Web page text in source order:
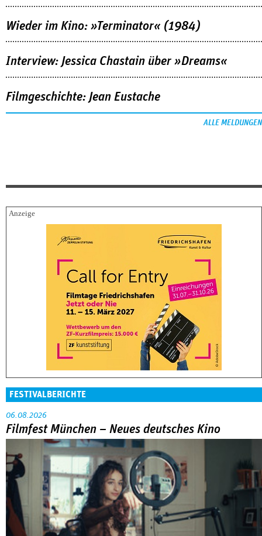
Wieder im Kino: »Terminator« (1984)
Interview: Jessica Chastain über »Dreams«
Filmgeschichte: Jean Eustache
ALLE MELDUNGEN
FESTIVALBERICHTE
06.08.2026
Filmfest München – Neues deutsches Kino